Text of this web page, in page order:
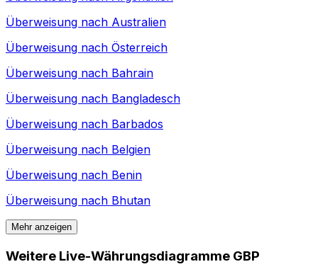
Überweisung nach Australien
Überweisung nach Österreich
Überweisung nach Bahrain
Überweisung nach Bangladesch
Überweisung nach Barbados
Überweisung nach Belgien
Überweisung nach Benin
Überweisung nach Bhutan
Mehr anzeigen
Weitere Live-Währungsdiagramme GBP